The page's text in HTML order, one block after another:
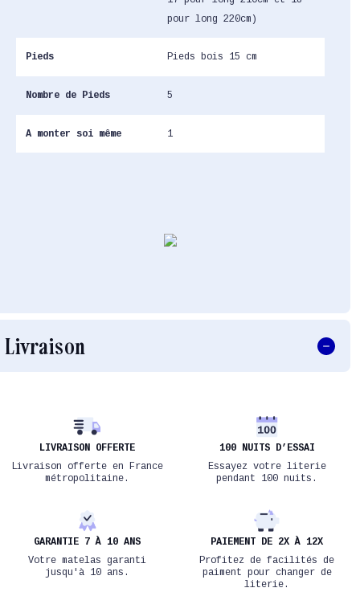
pour long 220cm)
Pieds Pieds bois 15 cm
Nombre de Pieds 5
A monter soi même 1
Livraison
LIVRAISON OFFERTE
Livraison offerte en France
métropolitaine.
100 NUITS D’ESSAI
Essayez votre literie
pendant 100 nuits.
GARANTIE 7 À 10 ANS
Votre matelas garanti
jusqu'à 10 ans.
PAIEMENT DE 2X À 12X
Profitez de facilités de
paiment pour changer de
literie.